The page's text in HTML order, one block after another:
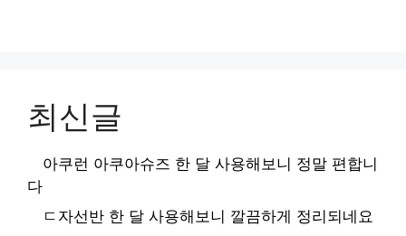
최신글
아쿠런 아쿠아슈즈 한 달 사용해보니 정말 편합니
다
ㄷ자선반 한 달 사용해보니 깔끔하게 정리되네요